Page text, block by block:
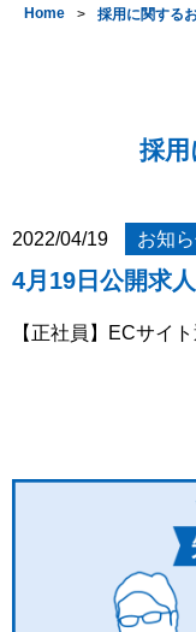
Home 採用に関する
採
2022/04/19 お知
4月19日公開求人
【正社員】ECサイ